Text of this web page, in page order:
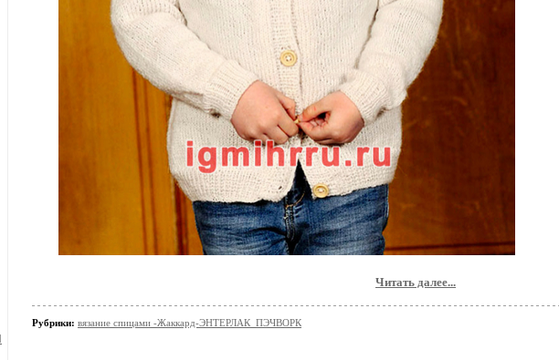
Читать далее...
Рубрики: вязание спицами -Жаккард-ЭНТЕРЛАК_ПЭЧВОРК